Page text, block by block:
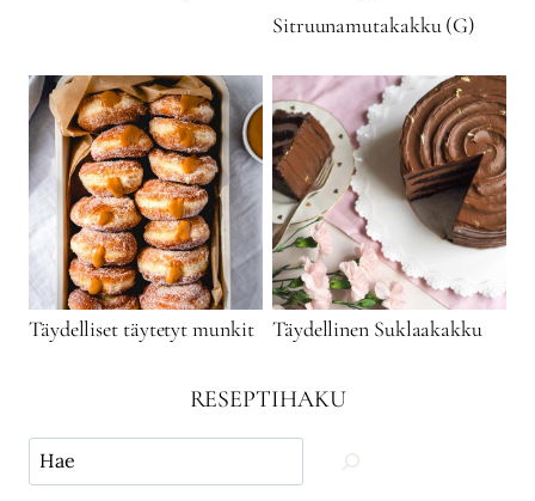
Sitruunamutakakku (G)
Täydelliset täytetyt munkit Täydellinen Suklaakakku
RESEPTIHAKU
Käytä
hakua